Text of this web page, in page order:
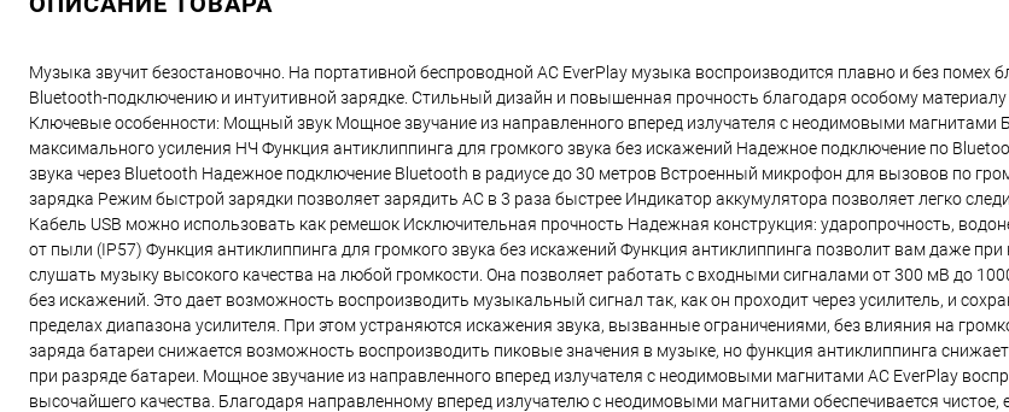
Музыка звучит безостановочно. На портативной беспроводной АС EverPlay музыка воспроизводится плавно и без помех
Bluetooth-подключению и интуитивной зарядке. Стильный дизайн и повышенная прочность благодаря особому материалу
Ключевые особенности: Мощный звук Мощное звучание из направленного вперед излучателя с неодимовыми магнитами
максимального усиления НЧ Функция антиклиппинга для громкого звука без искажений Надежное подключение по
звука через Bluetooth Надежное подключение Bluetooth в радиусе до 30 метров Встроенный микрофон для вызовов по
зарядка Режим быстрой зарядки позволяет зарядить АС в 3 раза быстрее Индикатор аккумулятора позволяет легко
Кабель USB можно использовать как ремешок Исключительная прочность Надежная конструкция: ударопрочность,
от пыли (IP57) Функция антиклиппинга для громкого звука без искажений Функция антиклиппинга позволит вам даже при
слушать музыку высокого качества на любой громкости. Она позволяет работать с входными сигналами от 300 мВ до
без искажений. Это дает возможность воспроизводить музыкальный сигнал так, как он проходит через усилитель, и
пределах диапазона усилителя. При этом устраняются искажения звука, вызванные ограничениями, без влияния на
заряда батареи снижается возможность воспроизводить пиковые значения в музыке, но функция антиклиппинга
при разряде батареи. Мощное звучание из направленного вперед излучателя с неодимовыми магнитами АС EverPlay
высочайшего качества. Благодаря направленному вперед излучателю с неодимовыми магнитами обеспечивается чистое,
раз в 2